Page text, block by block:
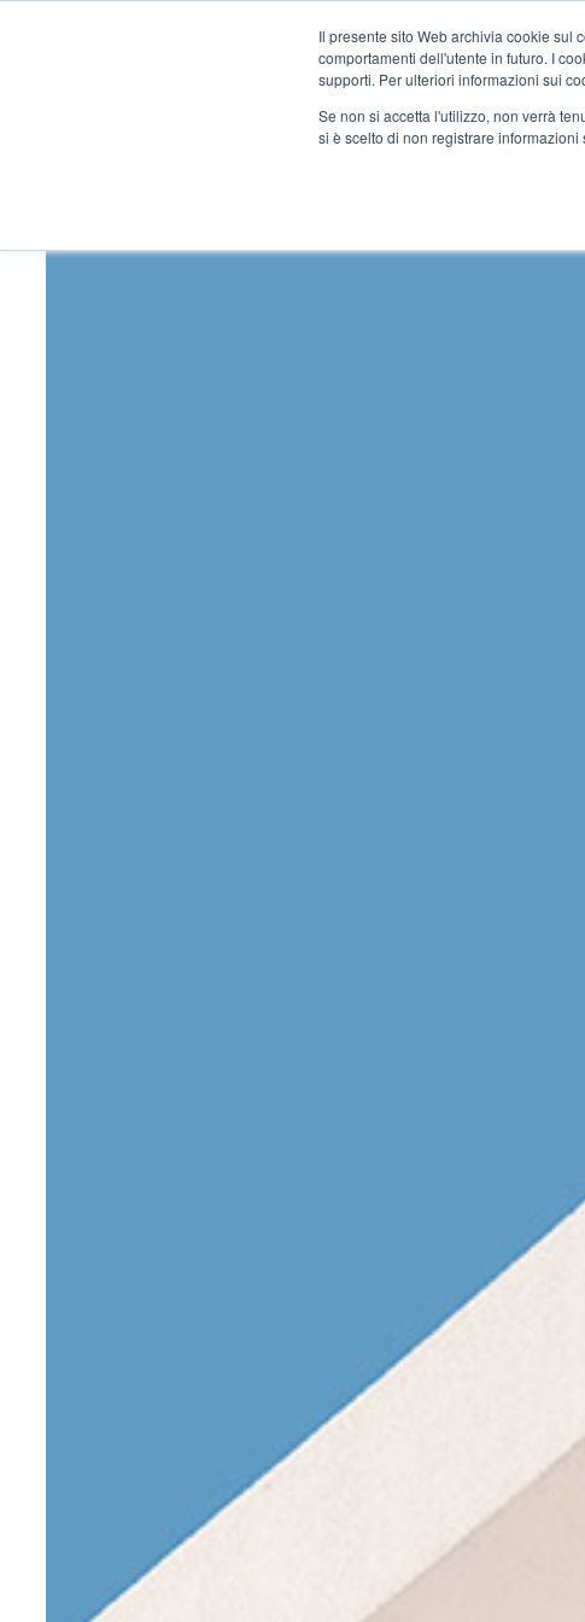
Il presente sito Web archivia cookie sul
comportamenti dell'utente in futuro. I
supporti. Per ulteriori informazioni sui
Se non si accetta l'utilizzo, non verrà
si è scelto di non registrare